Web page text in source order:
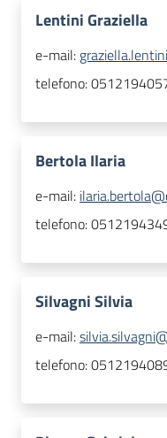
Lentini Graziella
e-mail:
telefono:
Bertola Ilaria
e-mail:
telefono:
Silvagni Silvia
e-mail:
telefono: